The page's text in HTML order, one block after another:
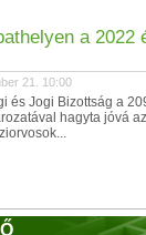
a 2022
21. 10:00
és Jogi Bizottság a
hagyta jóvá